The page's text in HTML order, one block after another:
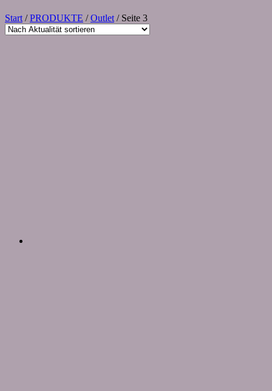
Start /PRODUKTE /Outlet / Seite 3